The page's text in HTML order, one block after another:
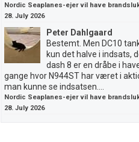
Nordic Seaplanes-ejer vil have
28. July 2026
Peter Dahlgaard
Bestemt. Men DC10
kun det halve i indsats,
dash 8 er en dråbe i
gange hvor N944ST har været i
man kunne se indsatsen....
Nordic Seaplanes-ejer vil have
28. July 2026